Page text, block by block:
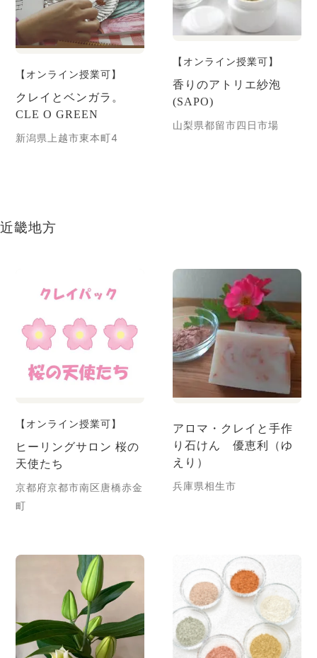
【オンライン授業可】
クレイとベンガラ。
CLE O GREEN
新潟県上越市東本町4
【オンライン授業可】
香りのアトリエ紗泡
(SAPO)
山梨県都留市四日市場
近畿地方
【オンライン授業可】
ヒーリングサロン 桜の
天使たち
京都府京都市南区唐橋赤金
町
アロマ・クレイと手作
り石けん 優恵利（ゆ
えり）
兵庫県相生市